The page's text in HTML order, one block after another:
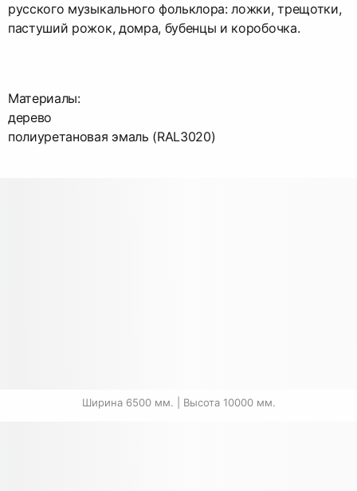
русского музыкального фольклора: ложки, трещотки,
пастуший рожок, домра, бубенцы и коробочка.
Материалы:
дерево
полиуретановая эмаль (RAL3020)
Ширина 6500 мм. | Высота 10000 мм.